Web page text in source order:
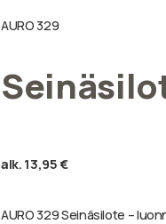
AURO 329
alk. 13,95€
AURO 329 Seinäsilote –